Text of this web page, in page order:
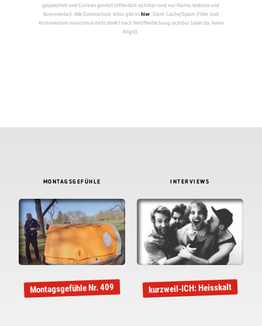
gespeichert und Cookies gesetzt (öffentlich sichtbar sind nur Name, Website und
Kommentar). Alle Datenschutz-Infos gibt eshier. Dank Cache/Spam-Filter sind
Kommentare manchmal nicht direkt nach Veröffentlichung sichtbar (aber da, keine
Angst).
MONTAGSGEFÜHLE
Montagsgefühle Nr. 409
INTERVIEWS
kurzweil-ICH: Heisskalt